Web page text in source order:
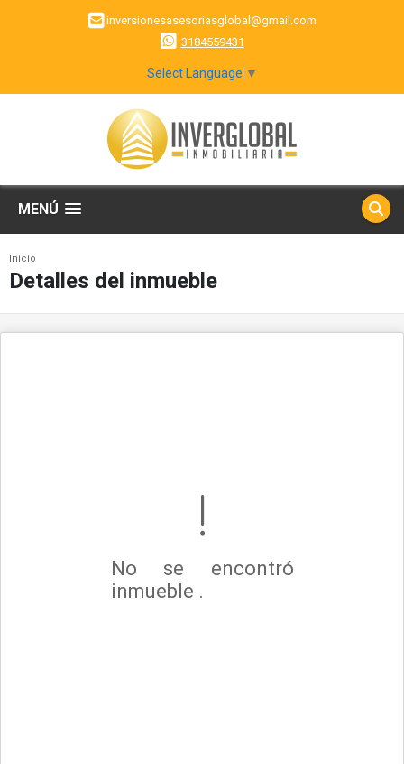
inversionesasesoriasglobal@gmail.com
3184559431
Select Language ▼
MENÚ
Inicio
Detalles del inmueble
No se encontró
inmueble .